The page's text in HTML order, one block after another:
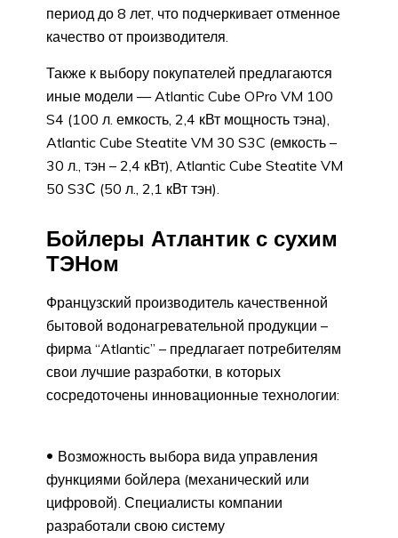
период до 8 лет, что подчеркивает отменное
качество от производителя.
Также к выбору покупателей предлагаются
иные модели — Atlantic Cube OPro VM 100
S4 (100 л. емкость, 2,4 кВт мощность тэна),
Atlantic Cube Steatite VM 30 S3C (емкость –
30 л., тэн – 2,4 кВт), Atlantic Cube Steatite VM
50 S3С (50 л., 2,1 кВт тэн).
Бойлеры Атлантик с сухим
ТЭНом
Французский производитель качественной
бытовой водонагревательной продукции –
фирма “Atlantic” – предлагает потребителям
свои лучшие разработки, в которых
сосредоточены инновационные технологии:
Возможность выбора вида управления
функциями бойлера (механический или
цифровой). Специалисты компании
разработали свою систему